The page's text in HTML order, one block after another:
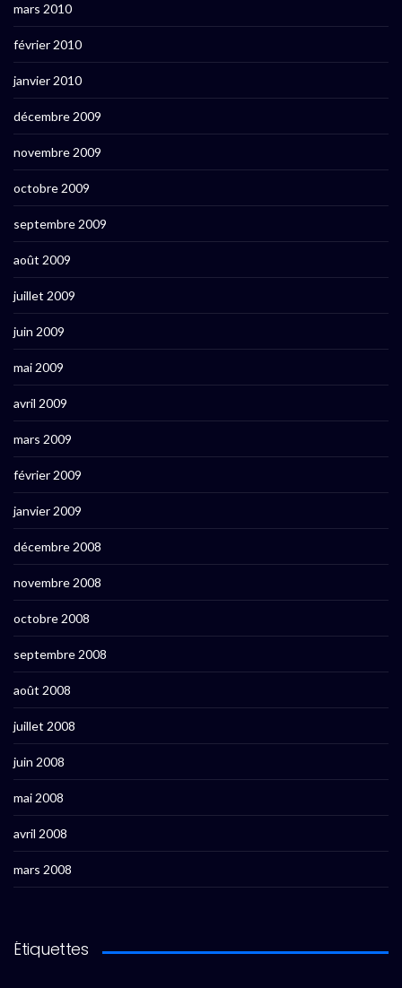
mars 2010
février 2010
janvier 2010
décembre 2009
novembre 2009
octobre 2009
septembre 2009
août 2009
juillet 2009
juin 2009
mai 2009
avril 2009
mars 2009
février 2009
janvier 2009
décembre 2008
novembre 2008
octobre 2008
septembre 2008
août 2008
juillet 2008
juin 2008
mai 2008
avril 2008
mars 2008
Étiquettes